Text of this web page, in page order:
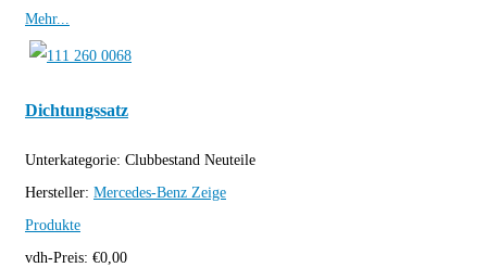
Mehr...
Dichtungssatz
Unterkategorie: Clubbestand Neuteile
Hersteller: Mercedes-Benz Zeige
Produkte
vdh-Preis: €0,00